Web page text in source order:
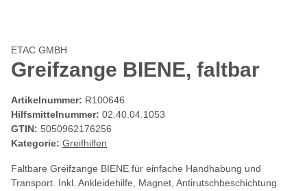
ETAC GMBH
Greifzange BIENE, faltbar
Artikelnummer: R100646
Hilfsmittelnummer: 02.40.04.1053
GTIN: 5050962176256
Kategorie: Greifhilfen
Faltbare Greifzange BIENE für einfache Handhabung und
Transport. Inkl. Ankleidehilfe, Magnet, Antirutschbeschichtung.